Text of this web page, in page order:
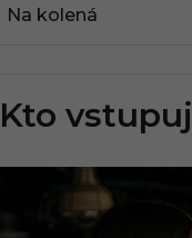
Na kolená
Kto